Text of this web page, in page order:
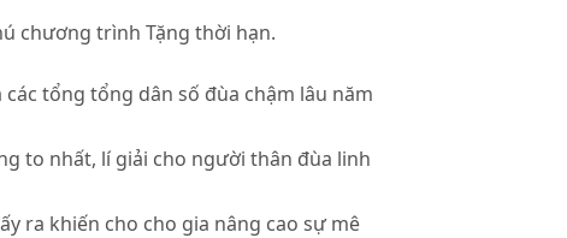
chương trình Tặng thời hạn.
tổng tổng dân số đùa chậm lâu năm
to nhất, lí giải cho người thân đùa linh
ra khiến cho cho gia nâng cao sự mê